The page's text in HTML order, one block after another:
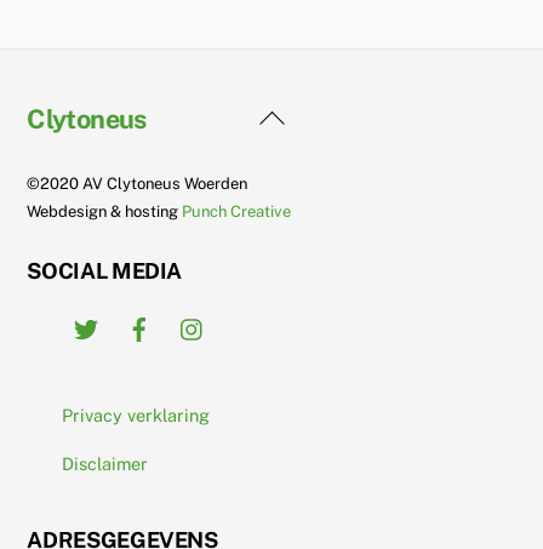
Back
Clytoneus
©2020 AV Clytoneus Woerden
Webdesign & hosting Punch Creative
SOCIAL MEDIA
Twitter
Privacy verklaring
Disclaimer
ADRESGEGEVENS